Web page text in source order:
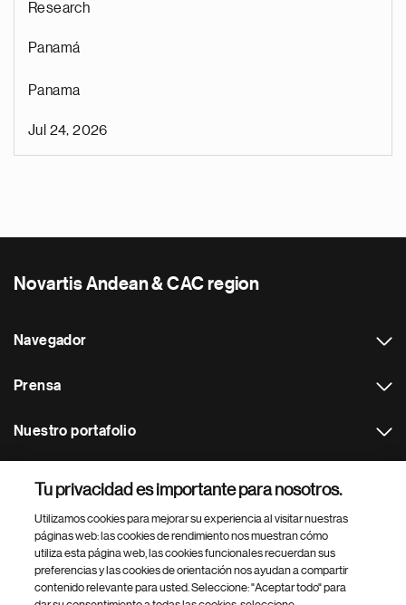
Research
Panamá
Panama
Jul 24, 2026
Novartis Andean & CAC region
Navegador
Prensa
Nuestro portafolio
Footer Site Search
Tu privacidad es importante para nosotros.
Utilizamos cookies para mejorar su experiencia al visitar nuestras
páginas web: las cookies de rendimiento nos muestran cómo
utiliza esta página web, las cookies funcionales recuerdan sus
preferencias y las cookies de orientación nos ayudan a compartir
contenido relevante para usted. Seleccione: "Aceptar todo" para